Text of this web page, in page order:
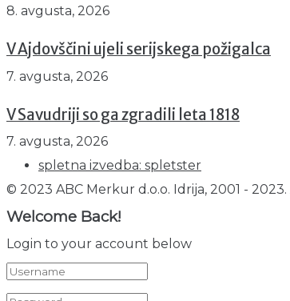
8. avgusta, 2026
V Ajdovščini ujeli serijskega požigalca
7. avgusta, 2026
V Savudriji so ga zgradili leta 1818
7. avgusta, 2026
spletna izvedba: spletster
© 2023 ABC Merkur d.o.o. Idrija, 2001 -
Welcome Back!
Login to your account below